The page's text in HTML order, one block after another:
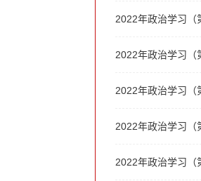
2022年政治学习（
2022年政治学习（
2022年政治学习（
2022年政治学习（
2022年政治学习（